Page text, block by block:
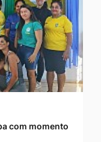
com momento